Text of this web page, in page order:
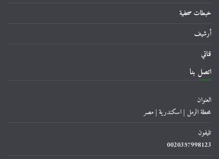
خبطات صحفية
أرشيف
قناتي
اتصل بنا
العنوان
محطة الرمل | اسكندرية | مصر
تليفون
0020357998123